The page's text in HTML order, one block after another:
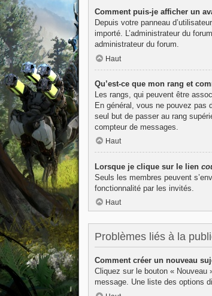
Comment puis-je afficher un
Depuis votre panneau
importé. L’administrateur du
administrateur du forum.
Haut
Qu’est-ce que mon rang et
Les rangs, qui peuvent être
En général, vous ne pouvez pas
seul but de passer au rang
compteur de messages.
Haut
Lorsque je clique sur le lien
Seuls les membres peuvent
fonctionnalité par les invités.
Haut
Problèmes liés à la
Comment créer un nouveau
Cliquez sur le bouton « Nouveau
message. Une liste des options